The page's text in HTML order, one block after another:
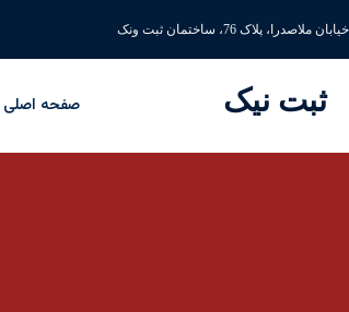
خیابان ملاصدرا، پلاک 76، ساختمان ثبت ونک
ثبت نیک صفحه اصلی